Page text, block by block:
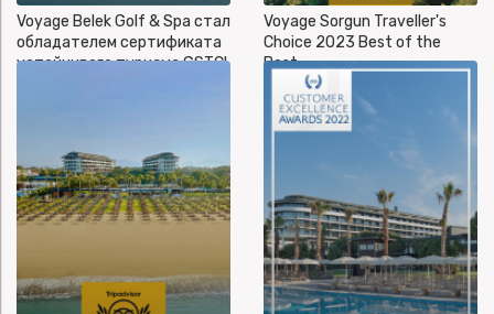
Voyage Belek Golf & Spa стал
обладателем сертификата
устойчивого туризма GSTC!
Voyage Sorgun Traveller's
Choice 2023 Best of the
Best